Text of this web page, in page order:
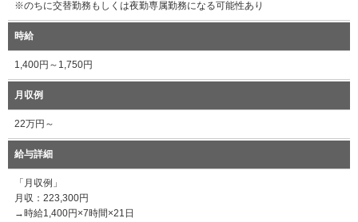
※のちに交替勤務もしくは夜勤専属勤務になる可能性あり
時給
1,400円～1,750円
月収例
22万円～
給与詳細
「月収例」
月収：223,300円
→時給1,400円×7時間×21日